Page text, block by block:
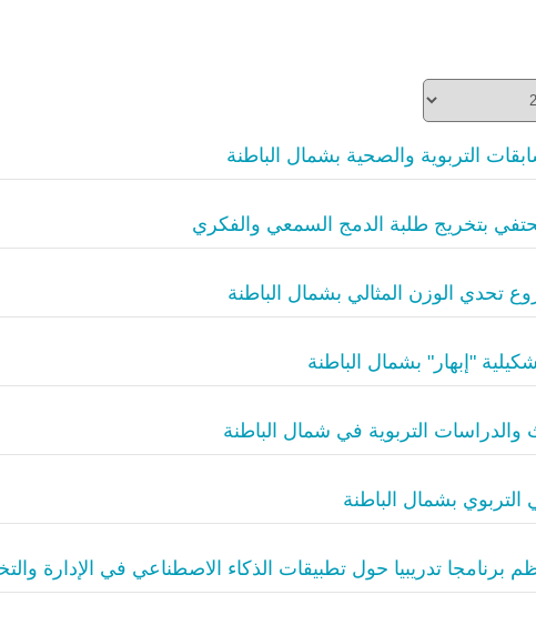
التربوية والصحية بشمال الباطنة
بتخريج طلبة الدمج السمعي والفكري
تحدي الوزن المثالي بشمال الباطنة
"إبهار" بشمال الباطنة
والدراسات التربوية في شمال الباطنة
بشمال الباطنة
برنامجا تدريبيا حول تطبيقات الذكاء الاصطناعي في الإدارة